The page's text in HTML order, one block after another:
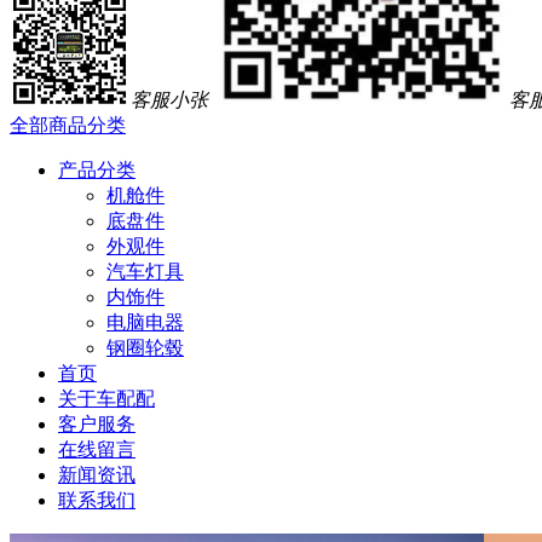
客服小张
客
全部商品分类
产品分类
机舱件
底盘件
外观件
汽车灯具
内饰件
电脑电器
钢圈轮毂
首页
关于车配配
客户服务
在线留言
新闻资讯
联系我们